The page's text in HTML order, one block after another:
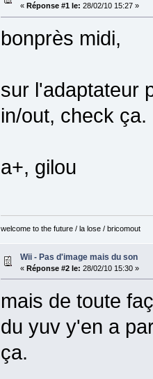
« Réponse #1 le: 28/02/10 15:27 »
bonprès midi,
sur l'adaptateur
in/out, check ça.
a+, gilou
welcome to the future / la lose / bricomout
Wii - Pas d'image mais du son
« Réponse #2 le: 28/02/10 15:30 »
mais de toute
du yuv y'en a
ça.